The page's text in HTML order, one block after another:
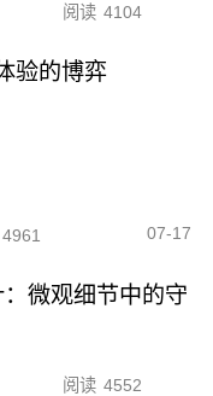
阅读 4104
验的博弈
4961 07-17
微观细节中的守
阅读 4552